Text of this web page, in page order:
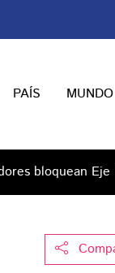
PAÍS MUNDO
bloquean Eje